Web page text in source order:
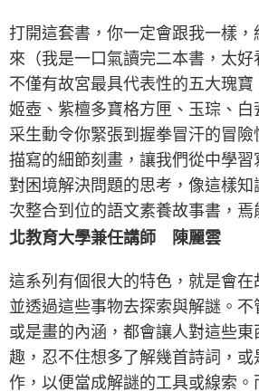
打開這套書，你一定會跟我一樣，
來（我是一口氣讀完二本書，太
不僅有故宮最具代表性的五大瑰寶
姬壺、紫檀多寶格方匣、玉琮、
采生動令你緊張到握拳冒汗的冒
描寫的細節刻畫，讓我們從中學習
對困境解決問題的思考，像這樣
次整合到位的語文素養故事書，焉
北教育大學兼任講師 陳麗雲
這系列有個很大的特色，就是會在
並透過這些事物去探索與解謎。不
或是畫的內涵，都會讓人對這些東
趣，忍不住想多了解幾首詩詞，或
作，以便當成解謎的工具或線索